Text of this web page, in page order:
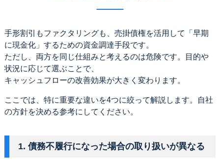
手形割引もファクタリングも、売掛債権を活用して「早期
に現金化」するための資金調達手段です。
ただし、両方を同じ仕組みと考えるのは危険です。目的や
状況に応じて選ぶことで、
キャッシュフローの改善効果が大きく変わります。
ここでは、特に重要な違いを4つに絞って解説します。自社
の方針を決める参考にしてください。
1. 債務不履行になった場合の取り扱いが異なる